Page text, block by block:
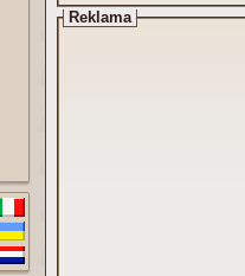
Reklama